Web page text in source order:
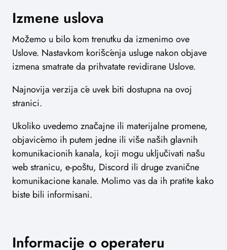
Izmene uslova
Možemo u bilo kom trenutku da izmenimo ove
Uslove. Nastavkom korišćenja usluge nakon objave
izmena smatrate da prihvatate revidirane Uslove.
Najnovija verzija će uvek biti dostupna na ovoj
stranici.
Ukoliko uvedemo značajne ili materijalne promene,
objavićemo ih putem jedne ili više naših glavnih
komunikacionih kanala, koji mogu uključivati našu
web stranicu, e-poštu, Discord ili druge zvanične
komunikacione kanale. Molimo vas da ih pratite kako
biste bili informisani.
Informacije o operateru